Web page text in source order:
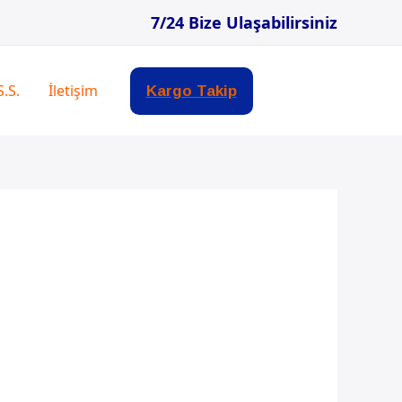
7/24 Bize Ulaşabilirsiniz
İletişim Kargo Takip